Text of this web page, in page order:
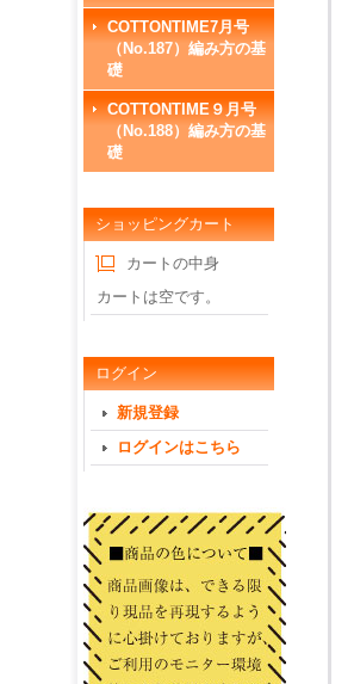
COTTONTIME7月号
（No.187）編み方の基
礎
COTTONTIME９月号
（No.188）編み方の基
礎
ショッピングカート
カートの中身
カートは空です。
ログイン
新規登録
ログインはこちら